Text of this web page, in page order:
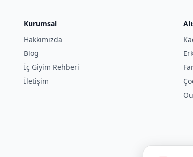
Kurumsal
Hakkımızda
Blog
İç Giyim Rehberi
İletişim